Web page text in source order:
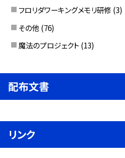
フロリダワーキングメモリ研修 (3)
その他 (76)
魔法のプロジェクト (13)
配布文書
リンク